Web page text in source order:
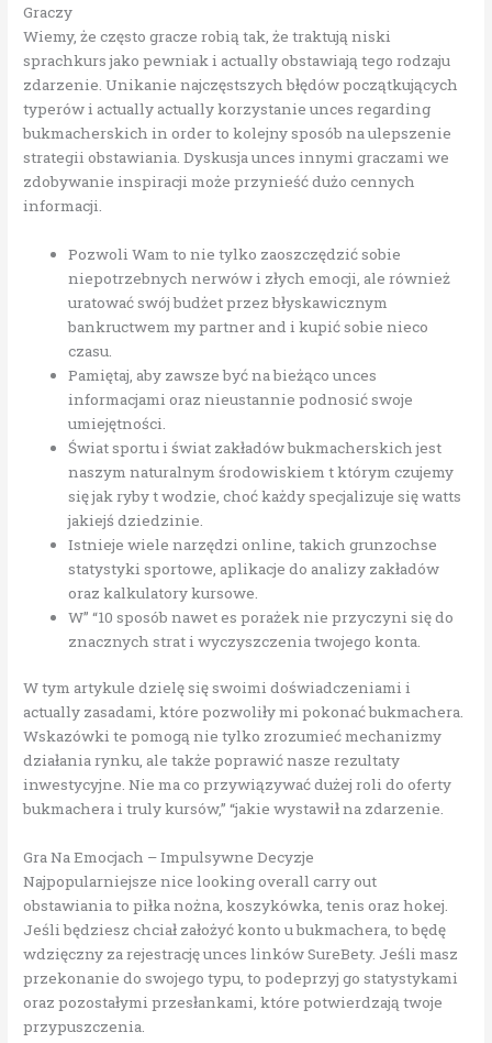
Graczy
Wiemy, że często gracze robią tak, że traktują niski
sprachkurs jako pewniak i actually obstawiają tego rodzaju
zdarzenie. Unikanie najczęstszych błędów początkujących
typerów i actually actually korzystanie unces regarding
bukmacherskich in order to kolejny sposób na ulepszenie
strategii obstawiania. Dyskusja unces innymi graczami we
zdobywanie inspiracji może przynieść dużo cennych
informacji.
Pozwoli Wam to nie tylko zaoszczędzić sobie
niepotrzebnych nerwów i złych emocji, ale również
uratować swój budżet przez błyskawicznym
bankructwem my partner and i kupić sobie nieco
czasu.
Pamiętaj, aby zawsze być na bieżąco unces
informacjami oraz nieustannie podnosić swoje
umiejętności.
Świat sportu i świat zakładów bukmacherskich jest
naszym naturalnym środowiskiem t którym czujemy
się jak ryby t wodzie, choć każdy specjalizuje się watts
jakiejś dziedzinie.
Istnieje wiele narzędzi online, takich grunzochse
statystyki sportowe, aplikacje do analizy zakładów
oraz kalkulatory kursowe.
W” “10 sposób nawet es porażek nie przyczyni się do
znacznych strat i wyczyszczenia twojego konta.
W tym artykule dzielę się swoimi doświadczeniami i
actually zasadami, które pozwoliły mi pokonać bukmachera.
Wskazówki te pomogą nie tylko zrozumieć mechanizmy
działania rynku, ale także poprawić nasze rezultaty
inwestycyjne. Nie ma co przywiązywać dużej roli do oferty
bukmachera i truly kursów,” “jakie wystawił na zdarzenie.
Gra Na Emocjach – Impulsywne Decyzje
Najpopularniejsze nice looking overall carry out
obstawiania to piłka nożna, koszykówka, tenis oraz hokej.
Jeśli będziesz chciał założyć konto u bukmachera, to będę
wdzięczny za rejestrację unces linków SureBety. Jeśli masz
przekonanie do swojego typu, to podeprzyj go statystykami
oraz pozostałymi przesłankami, które potwierdzają twoje
przypuszczenia.